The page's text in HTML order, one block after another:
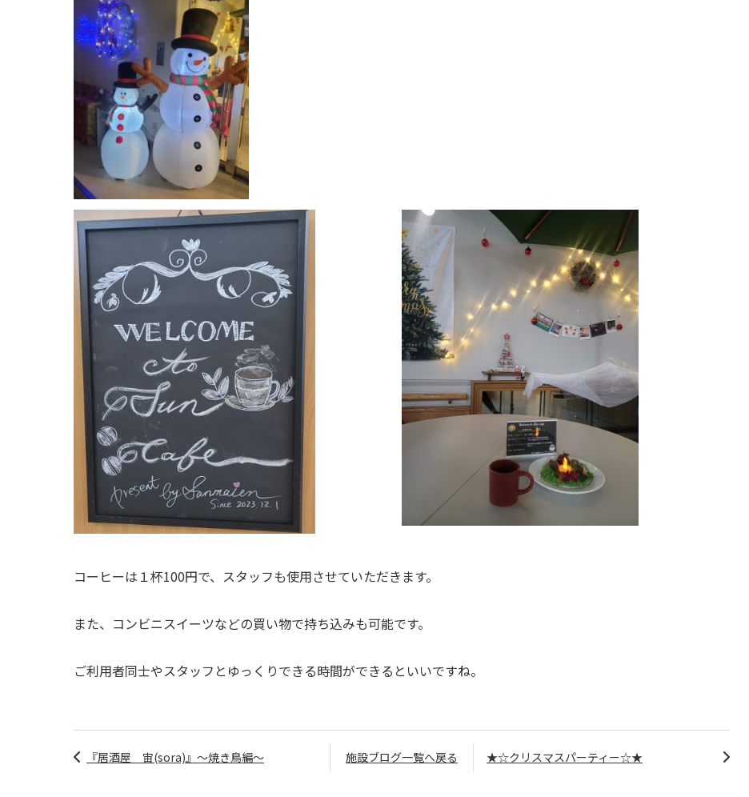
コーヒーは１杯100円で、スタッフも使用させていただきます。
また、コンビニスイーツなどの買い物で持ち込みも可能です。
ご利用者同士やスタッフとゆっくりできる時間ができるといいですね。
『居酒屋 宙(sora)』～焼き鳥編～ 施設ブログ一覧へ戻る ★☆クリスマスパーティー☆★